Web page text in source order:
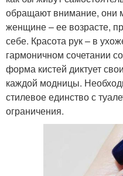
обращают внимание, они
женщине – ее возрасте,
себе. Красота рук – в
гармоничном сочетании
форма кистей диктует
каждой модницы.
стилевое единство с
ограничения.